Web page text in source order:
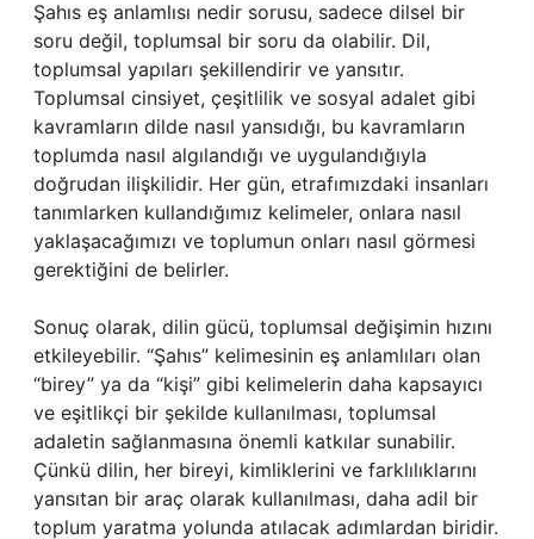
Şahıs eş anlamlısı nedir sorusu, sadece dilsel bir
soru değil, toplumsal bir soru da olabilir. Dil,
toplumsal yapıları şekillendirir ve yansıtır.
Toplumsal cinsiyet, çeşitlilik ve sosyal adalet gibi
kavramların dilde nasıl yansıdığı, bu kavramların
toplumda nasıl algılandığı ve uygulandığıyla
doğrudan ilişkilidir. Her gün, etrafımızdaki insanları
tanımlarken kullandığımız kelimeler, onlara nasıl
yaklaşacağımızı ve toplumun onları nasıl görmesi
gerektiğini de belirler.
Sonuç olarak, dilin gücü, toplumsal değişimin hızını
etkileyebilir. “Şahıs” kelimesinin eş anlamlıları olan
“birey” ya da “kişi” gibi kelimelerin daha kapsayıcı
ve eşitlikçi bir şekilde kullanılması, toplumsal
adaletin sağlanmasına önemli katkılar sunabilir.
Çünkü dilin, her bireyi, kimliklerini ve farklılıklarını
yansıtan bir araç olarak kullanılması, daha adil bir
toplum yaratma yolunda atılacak adımlardan biridir.